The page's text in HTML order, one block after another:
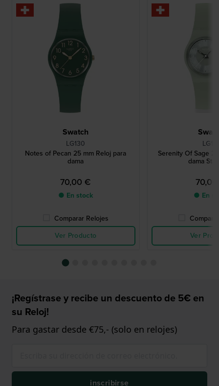
Swatch
LG130
Notes of Pecan 25 mm Reloj para
dama
70,00 €
● En stock
Comparar Relojes
Ver Producto
LG131
Serenity Of Sage
dama
● En
Ver
¡Regístrase y recibe un descuento de 5€ en
su Reloj!
Para gastar desde €75,- (solo en relojes)
inscribirse